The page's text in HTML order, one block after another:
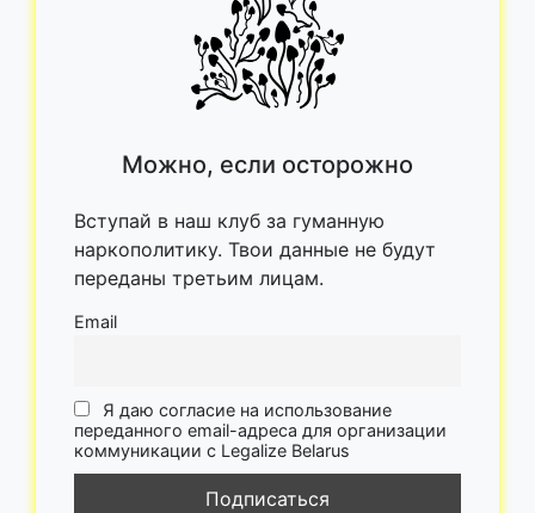
Можно, если осторожно
Вступай в наш клуб за гуманную
наркополитику. Твои данные не будут
переданы третьим лицам.
Email
Я даю согласие на использование
переданного email-адреса для организации
коммуникации с Legalize Belarus